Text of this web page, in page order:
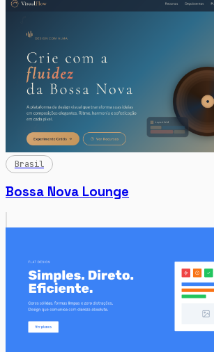
Brasil
Bossa Nova Lounge